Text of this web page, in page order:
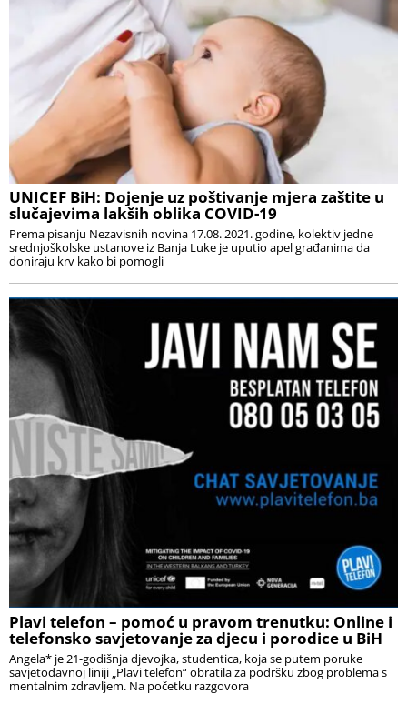
UNICEF BiH: Dojenje uz poštivanje mjera zaštite u
slučajevima lakših oblika COVID-19
Prema pisanju Nezavisnih novina 17.08. 2021. godine, kolektiv jedne
srednjoškolske ustanove iz Banja Luke je uputio apel građanima da
doniraju krv kako bi pomogli
Plavi telefon – pomoć u pravom trenutku: Online i
telefonsko savjetovanje za djecu i porodice u BiH
Angela* je 21-godišnja djevojka, studentica, koja se putem poruke
savjetodavnoj liniji „Plavi telefon“ obratila za podršku zbog problema s
mentalnim zdravljem. Na početku razgovora